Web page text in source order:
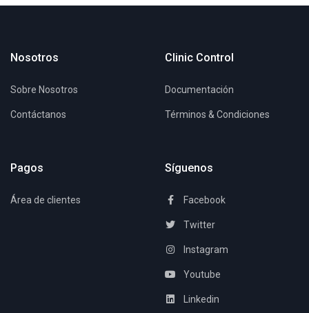
Nosotros
Sobre Nosotros
Contáctanos
Clinic Control
Documentación
Términos & Condiciones
Pagos
Área de clientes
Síguenos
Facebook
Twitter
Instagram
Youtube
Linkedin